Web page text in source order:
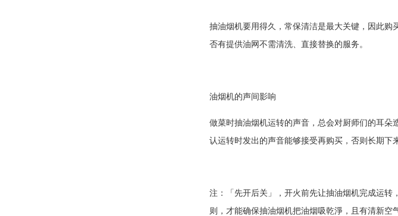
抽油烟机要用得久，常保清洁是最大关键，因此
否有提供油网不需清洗、直接替换的服务。
油烟机的声间影响
做菜时抽油烟机运转的声音，总会对厨师们的耳
认运转时发出的声音能够接受再购买，否则长期下
注：「先开后关」，开火前先让抽油烟机完成运转
则，才能确保抽油烟机把油烟吸乾淨，且有清新空